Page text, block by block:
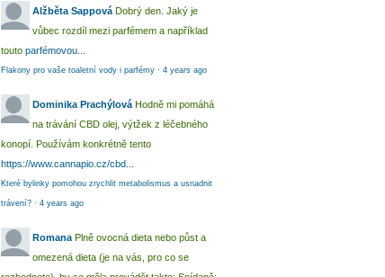
Alžběta Sappová Dobrý den. Jaký je
vůbec rozdíl mezi parfémem a například
touto parfémovou...
Flakony pro vaše toaletní vody i parfémy · 4 years ago
Dominika Prachýlová Hodně mi pomáhá
na trávání CBD olej, výtžek z léčebného
konopí. Používám konkrétně tento
https://www.cannapio.cz/cbd...
Které bylinky pomohou zrychlit metabolismus a usnadnit
trávení? · 4 years ago
Romana Plně ovocná dieta nebo půst a
omezená dieta (je na vás, pro co se